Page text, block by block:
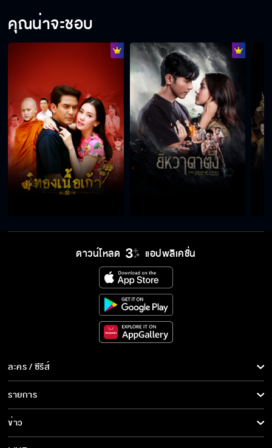
แล้วกูไม่ใช่เมียมึงเหรอ มึงถึงไม่ต้องดูแลกู
คืนลูกกลับมาให้พี่ ส่วนเธอจะไปมีความสุขกับ
แฟนใหม่ก็เชิญ
การที่ฉันได้เจอคนดีๆ เป็นเพราะว่าฉันไหว้เจ้าที่
ด้วยของดีๆ ไม่เคยขาด
คุณกวงไม่รักลำยองเลย แค่เข็มขัดทองก็ซื้อให้ไม่
ได้
ค่าตัว ไอ้วัน ตั้งสองหมื่น สู้เก็บเงินให้เอ็งไว้แต่ง
เมียใหม่ดีกว่า
มันเห็นลูกเป็นผักเป็นปลาหรือไง ถึงจะคิดขายเด็ก
ลูกเขยใหม่มึงเขารู้หรือยังว่า อีลำยอง มันเคยมีลูก
คุณน่าจะชอบ
ดาวน์โหลด แอปพลิเคชั่น
ละคร / ซีรีส์
ละคร/ซีรีส์
ซีรีส์นานาชาติ
การ์ตูน & เกม
รายการ
รายการทั้งหมด
ข่าว
ข่าวทั้งหมด